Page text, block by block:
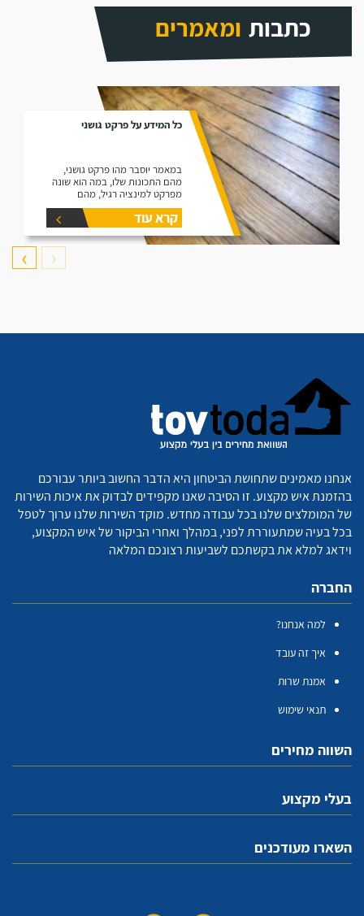
כתבות ומאמרים
כל המידע על פרקט גושני
במאמר יוסבר מהו פרקט גושני,
מהם התכונות שלו, במה הוא שונה
מפרקט למינציה רגיל, מהם
היתרונות שלו ומהם החסרונות שלו.
קרא עוד
❮
❯
אנחנו מאמינים שתחושת הביטחון היא הדבר החשוב ביותר עבורכם
בהזמנת איש מקצוע. זו הסיבה שאנו מקפידים לבדוק את איכות השירות
של המומלצים שלנו בכל עבודה מחדש. מוקד השירות שלנו ערוך לטפל
בכל בעיה שמתעוררת לפני, במהלך ואחרי הביקור של איש המקצוע,
וידאג למלא את בקשתכם לשביעות רצונכם המלאה
החברה
למה אנחנו?
איך זה עובד
אמנת שרות
תנאי שימוש
השווה מחירים
בעלי מקצוע
השארו מעודכנים